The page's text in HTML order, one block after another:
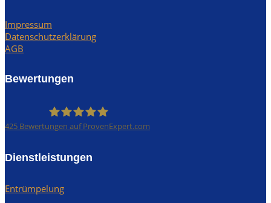
Impressum
Datenschutzerklärung
AGB
Bewertungen
425 Bewertungen auf ProvenExpert.com
Dienstleistungen
Entrümpelung